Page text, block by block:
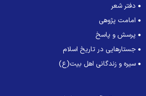
دفتر شعر
امامت پژوهی
پرسش و پاسخ
جستارهایی در تاریخ اسلام
سیره و زندگانی اهل بیت(ع)